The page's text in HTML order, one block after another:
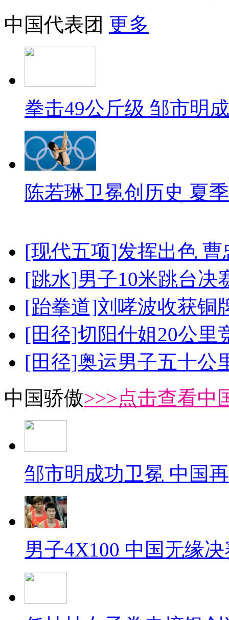
中国代表团 更多
拳击49公斤级 邹市明
陈若琳卫冕创历史 夏
[现代五项]发挥出色
[跳水]男子10米跳台决
[跆拳道]刘哮波收获铜
[田径]切阳什姐20公里
[田径]奥运男子五十公
中国骄傲>>>点击查看中
邹市明成功卫冕 中国
男子4X100 中国无缘